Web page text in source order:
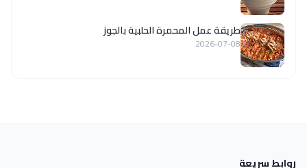
طريقة عمل المحمرة الحلبية بالجوز
2026-07-08
روابط سريعة